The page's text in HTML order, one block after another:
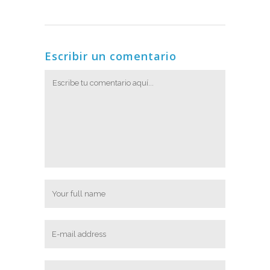
Escribir un comentario